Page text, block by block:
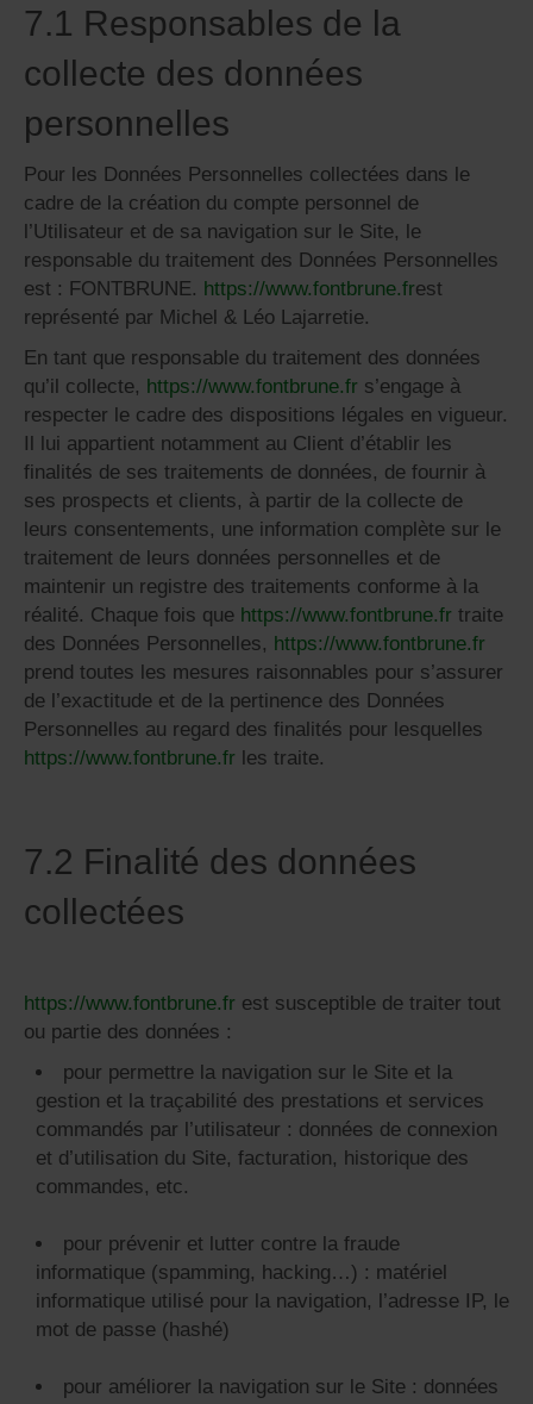
7.1 Responsables de la
collecte des données
personnelles
Pour les Données Personnelles collectées dans le
cadre de la création du compte personnel de
l’Utilisateur et de sa navigation sur le Site, le
responsable du traitement des Données Personnelles
est : FONTBRUNE. https://www.fontbrune.frest
représenté par Michel & Léo Lajarretie.
En tant que responsable du traitement des données
qu’il collecte, https://www.fontbrune.fr s’engage à
respecter le cadre des dispositions légales en vigueur.
Il lui appartient notamment au Client d’établir les
finalités de ses traitements de données, de fournir à
ses prospects et clients, à partir de la collecte de
leurs consentements, une information complète sur le
traitement de leurs données personnelles et de
maintenir un registre des traitements conforme à la
réalité. Chaque fois que https://www.fontbrune.fr traite
des Données Personnelles, https://www.fontbrune.fr
prend toutes les mesures raisonnables pour s’assurer
de l’exactitude et de la pertinence des Données
Personnelles au regard des finalités pour lesquelles
https://www.fontbrune.fr les traite.
7.2 Finalité des données
collectées
https://www.fontbrune.fr est susceptible de traiter tout
ou partie des données :
pour permettre la navigation sur le Site et la
gestion et la traçabilité des prestations et services
commandés par l’utilisateur : données de connexion
et d’utilisation du Site, facturation, historique des
commandes, etc.
pour prévenir et lutter contre la fraude
informatique (spamming, hacking…) : matériel
informatique utilisé pour la navigation, l’adresse IP, le
mot de passe (hashé)
pour améliorer la navigation sur le Site : données